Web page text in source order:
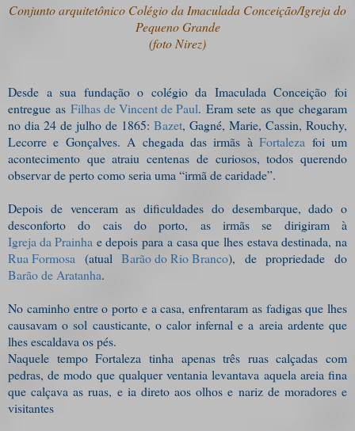
Conjunto arquitetônico Colégio da Imaculada Conceição/Igreja do
Pequeno Grande
(foto Nirez)
Desde a sua fundação o colégio da Imaculada Conceição foi
entregue as Filhas de Vincent de Paul. Eram sete as que chegaram
no dia 24 de julho de 1865: Bazet, Gagné, Marie, Cassin, Rouchy,
Lecorre e Gonçalves. A chegada das irmãs àFortaleza foi um
acontecimento que atraiu centenas de curiosos, todos querendo
observar de perto como seria uma “irmã de caridade”.
Depois de venceram as dificuldades do desembarque, dado o
desconforto do cais do porto, as irmãs se dirigiram à
Igreja da Prainha e depois para a casa que lhes estava destinada, na
Rua Formosa (atualBarão do Rio Branco), de propriedade do
Barão de Aratanha.
No caminho entre o porto e a casa, enfrentaram as fadigas que lhes
causavam o sol causticante, o calor infernal e a areia ardente que
lhes escaldava os pés.
Naquele tempo Fortaleza tinha apenas três ruas calçadas com
pedras, de modo que qualquer ventania levantava aquela areia fina
que calçava as ruas, e ia direto aos olhos e nariz de moradores e
visitantes